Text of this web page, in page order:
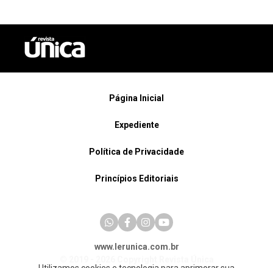
Página Inicial
Expediente
Política de Privacidade
Princípios Editoriais
www.lerunica.com.br